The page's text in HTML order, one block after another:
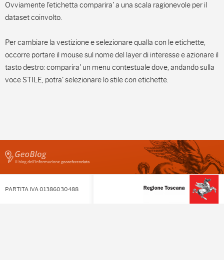
Ovviamente l'etichetta comparira' a una scala ragionevole per il
dataset coinvolto.
Per cambiare la vestizione e selezionare qualla con le etichette,
occorre portare il mouse sul nome del layer di interesse e azionare il
tasto destro: comparira' un menu contestuale dove, andando sulla
voce STILE, potra' selezionare lo stile con etichette.
PARTITA IVA 01386030488